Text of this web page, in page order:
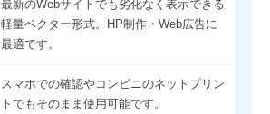
最新のWebサイトでも劣化なく表示できる
軽量ベクター形式。HP制作・Web広告に
最適です。
スマホでの確認やコンビニのネットプリン
トでもそのまま使用可能です。